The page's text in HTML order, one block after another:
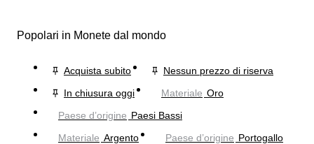
Popolari in Monete dal mondo
Acquista subito
Nessun prezzo di riserva
In chiusura oggi
Materiale Oro
Paese d’origine Paesi Bassi
Materiale Argento Paese d’origine Portogallo